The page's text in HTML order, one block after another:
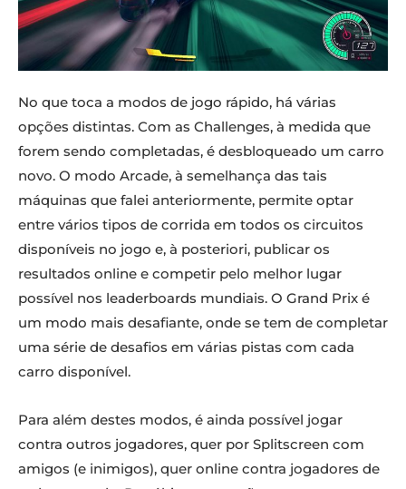
No que toca a modos de jogo rápido, há várias
opções distintas. Com as Challenges, à medida que
forem sendo completadas, é desbloqueado um carro
novo. O modo Arcade, à semelhança das tais
máquinas que falei anteriormente, permite optar
entre vários tipos de corrida em todos os circuitos
disponíveis no jogo e, à posteriori, publicar os
resultados online e competir pelo melhor lugar
possível nos leaderboards mundiais. O Grand Prix é
um modo mais desafiante, onde se tem de completar
uma série de desafios em várias pistas com cada
carro disponível.
Para além destes modos, é ainda possível jogar
contra outros jogadores, quer por Splitscreen com
amigos (e inimigos), quer online contra jogadores de